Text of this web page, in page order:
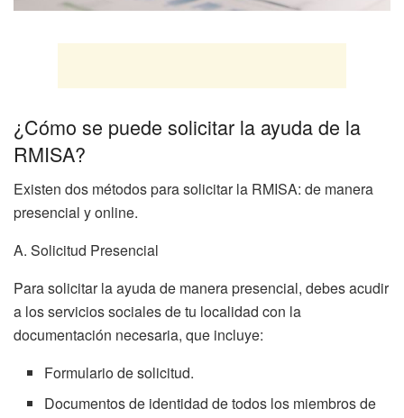
¿Cómo se puede solicitar la ayuda de la
RMISA?
Existen dos métodos para solicitar la RMISA: de manera
presencial y online.
A. Solicitud Presencial
Para solicitar la ayuda de manera presencial, debes acudir
a los servicios sociales de tu localidad con la
documentación necesaria, que incluye:
Formulario de solicitud.
Documentos de identidad de todos los miembros de